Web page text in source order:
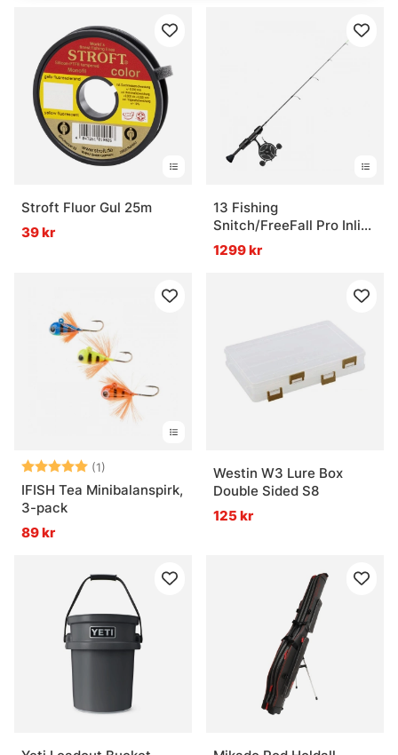
Stroft Fluor Gul 25m
39 kr
13 Fishing
Snitch/FreeFall Pro Inline
Ice Combo
1299 kr
Betyg: (1)
5.0 utav 5 stjärnor
IFISH Tea Minibalanspirk,
3-pack
89 kr
Westin W3 Lure Box
Double Sided S8
125 kr